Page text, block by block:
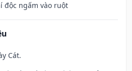
độc ngấm vào ruột
Cát.